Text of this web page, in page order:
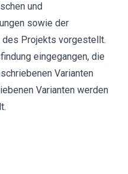
und
sowie der
Projekts vorgestellt.
eingegangen, die
Varianten
Varianten werden